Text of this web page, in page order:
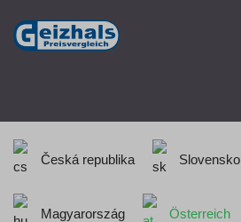
Česká republika Slovensko
Magyarország Österreich